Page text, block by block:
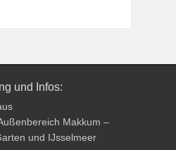
und Infos:
Makkum –
und IJsselmeer